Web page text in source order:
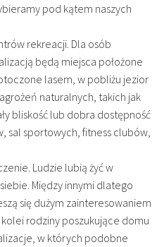
pod kątem naszych
rekreacji. Dla osób
będą miejsca położone
lasem, w pobliżu jezior
naturalnych, takich jak
bliskość lub dobra dostępność
sal sportowych, fitness clubów,
Ludzie lubią żyć w
Między innymi dlatego
się dużym zainteresowaniem
kolei rodziny poszukujące domu
w których podobne